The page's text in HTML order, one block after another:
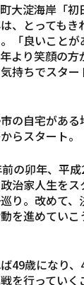
大淀海岸「初
、とってもき
「良いことが
より笑顔の方
持ちでスタ
の自宅がある
らスタート。
の卯年、平成
治家人生を
り。改めて
を進めてい
49歳になり、
を行っていく